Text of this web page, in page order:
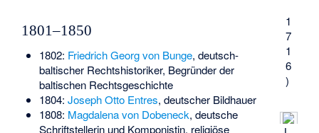
1
7
1
6
)
1801–1850
1802: Friedrich Georg von Bunge, deutsch-
baltischer Rechtshistoriker, Begründer der
baltischen Rechtsgeschichte
1804: Joseph Otto Entres, deutscher Bildhauer
1808: Magdalena von Dobeneck, deutsche
Schriftstellerin und Komponistin, religiöse